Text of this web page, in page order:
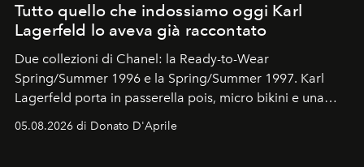
Tutto quello che indossiamo oggi Karl
Lagerfeld lo aveva già raccontato
Due collezioni di Chanel: la Ready-to-Wear
Spring/Summer 1996 e la Spring/Summer 1997. Karl
Lagerfeld porta in passerella pois, micro bikini e una
logomania pensata per la spiaggia
Kate, Claudia e Carla una dietro l'altra. Trent'anni dopo,
05.08.2026 di Donato D'Aprile